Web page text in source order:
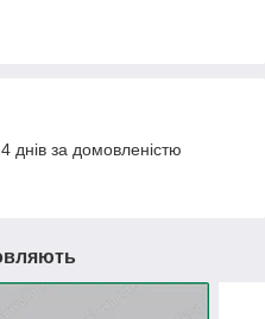
днів за домовленістю